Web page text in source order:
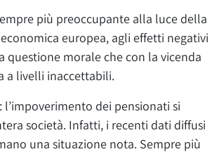
più preoccupante alla luce della
europea, agli effetti negativi
questione morale che con la vicenda
a livelli inaccettabili.
l’impoverimento dei pensionati si
società. Infatti, i recenti dati diffusi
una situazione nota. Sempre più